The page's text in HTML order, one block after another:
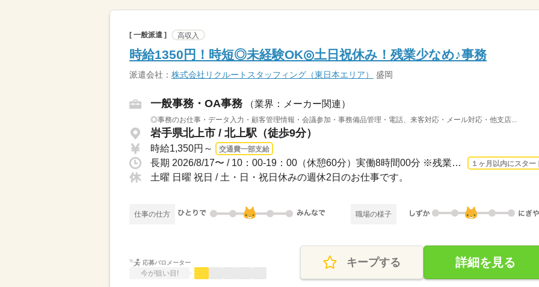
[ 一般派遣 ] 高収入
時給1350円！時短◎未経験OK◎土日祝休み！残業少なめ♪事務
派遣会社： 株式会社リクルートスタッフィング（東日本エリア） 盛岡
一般事務・OA事務 （業界：メーカー関連）
◎事務のお仕事・データ入力・顧客管理情報・会議参加・事務備品管理・電話、来客対応・メール対応・他支店...
岩手県北上市 / 北上駅（徒歩9分）
時給1,350円～ 交通費一部支給
長期 2026/8/17〜 / 10：00-19：00（休憩60分）実働8時間00分 ※残業時間：月0時間～9... １ヶ月以内にスター
土曜 日曜 祝日 / 土・日・祝日休みの週休2日のお仕事です。
仕事の仕方 職場の様子
応募バロメーター
今が狙い目!
キープする 詳細を見る